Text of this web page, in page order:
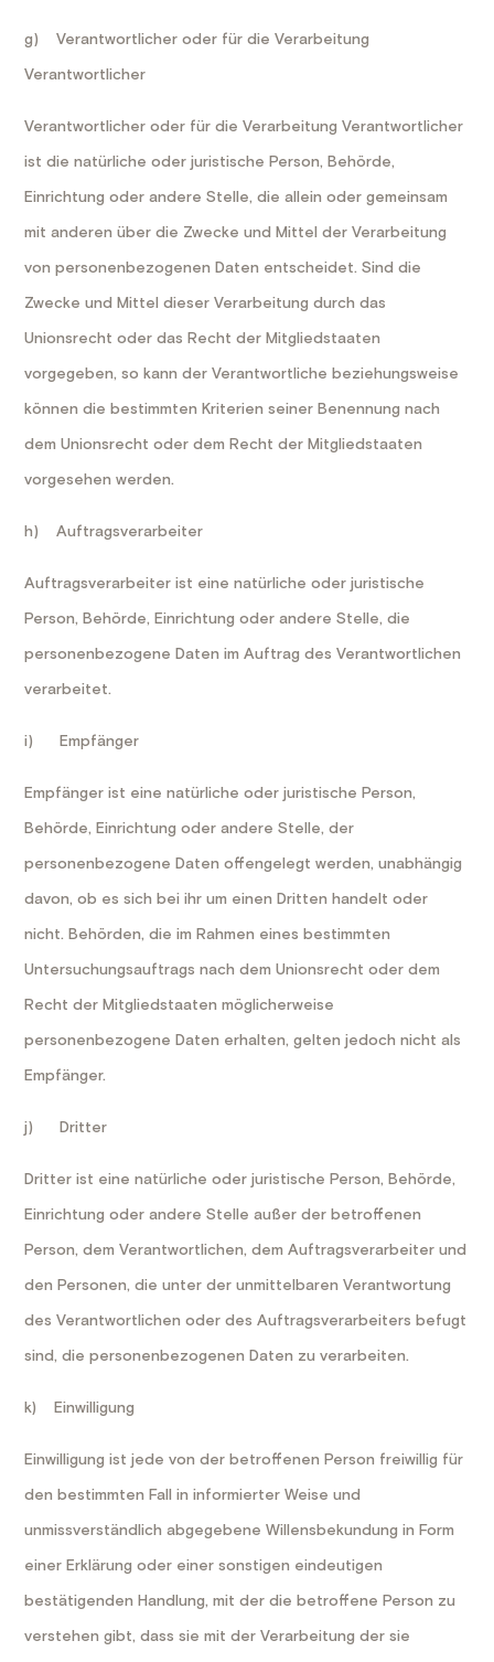
g) Verantwortlicher oder für die Verarbeitung
Verantwortlicher
Verantwortlicher oder für die Verarbeitung Verantwortlicher
ist die natürliche oder juristische Person, Behörde,
Einrichtung oder andere Stelle, die allein oder gemeinsam
mit anderen über die Zwecke und Mittel der Verarbeitung
von personenbezogenen Daten entscheidet. Sind die
Zwecke und Mittel dieser Verarbeitung durch das
Unionsrecht oder das Recht der Mitgliedstaaten
vorgegeben, so kann der Verantwortliche beziehungsweise
können die bestimmten Kriterien seiner Benennung nach
dem Unionsrecht oder dem Recht der Mitgliedstaaten
vorgesehen werden.
h) Auftragsverarbeiter
Auftragsverarbeiter ist eine natürliche oder juristische
Person, Behörde, Einrichtung oder andere Stelle, die
personenbezogene Daten im Auftrag des Verantwortlichen
verarbeitet.
i) Empfänger
Empfänger ist eine natürliche oder juristische Person,
Behörde, Einrichtung oder andere Stelle, der
personenbezogene Daten offengelegt werden, unabhängig
davon, ob es sich bei ihr um einen Dritten handelt oder
nicht. Behörden, die im Rahmen eines bestimmten
Untersuchungsauftrags nach dem Unionsrecht oder dem
Recht der Mitgliedstaaten möglicherweise
personenbezogene Daten erhalten, gelten jedoch nicht als
Empfänger.
j) Dritter
Dritter ist eine natürliche oder juristische Person, Behörde,
Einrichtung oder andere Stelle außer der betroffenen
Person, dem Verantwortlichen, dem Auftragsverarbeiter und
den Personen, die unter der unmittelbaren Verantwortung
des Verantwortlichen oder des Auftragsverarbeiters befugt
sind, die personenbezogenen Daten zu verarbeiten.
k) Einwilligung
Einwilligung ist jede von der betroffenen Person freiwillig für
den bestimmten Fall in informierter Weise und
unmissverständlich abgegebene Willensbekundung in Form
einer Erklärung oder einer sonstigen eindeutigen
bestätigenden Handlung, mit der die betroffene Person zu
verstehen gibt, dass sie mit der Verarbeitung der sie